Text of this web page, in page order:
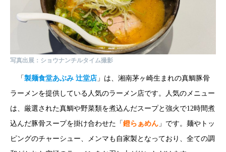
写真出展：ショウナンチルタイム撮影
「 製麺食堂あぶみ 辻堂店 」は、湘南茅ヶ崎生まれの真鯛豚骨
ラーメンを提供している人気のラーメン店です。人気のメニュー
は、厳選された真鯛や野菜類を煮込んだスープと強火で12時間煮
込んだ豚骨スープを掛け合わせた「 鐙らぁめん 」です。麺やトッ
ピングのチャーシュー、メンマも自家製となっており、全ての調